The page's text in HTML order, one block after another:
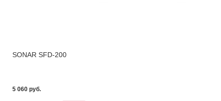
SONAR SFD-200
5 060 pуб.